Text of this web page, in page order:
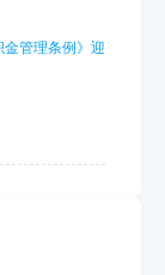
管理条例》迎